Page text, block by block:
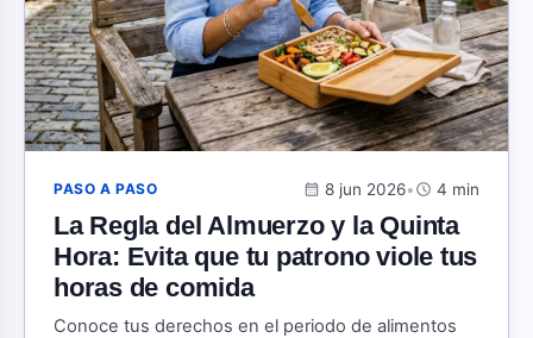
PASO A PASO calendar_month 8 jun 2026•schedule 4 min
La Regla del Almuerzo y la Quinta
Hora: Evita que tu patrono viole tus
horas de comida
Conoce tus derechos en el periodo de alimentos